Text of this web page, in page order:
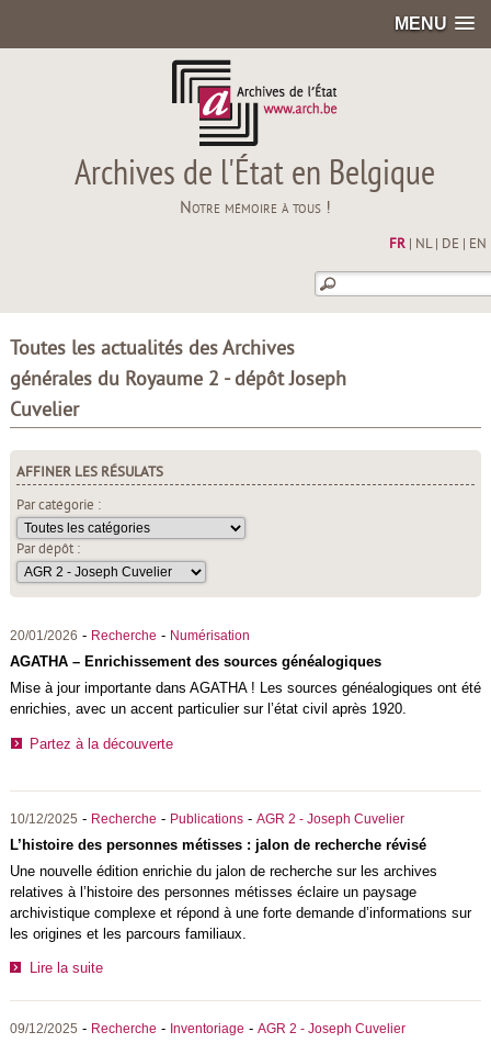
MENU
Archives de l'État en Belgique
Notre mémoire à tous !
FR| NL| DE EN
Toutes les actualités des Archives
générales du Royaume 2 - dépôt Joseph
Cuvelier
AFFINER LES RÉSULATS
Par catégorie :
Par dépôt :
20/01/2026 - Recherche - Numérisation
AGATHA – Enrichissement des sources généalogiques
Mise à jour importante dans AGATHA ! Les sources généalogiques ont été
enrichies, avec un accent particulier sur l’état civil après 1920.
Partez à la découverte
10/12/2025 - Recherche - Publications- AGR 2 - Joseph Cuvelier
L’histoire des personnes métisses : jalon de recherche révisé
Une nouvelle édition enrichie du jalon de recherche sur les archives
relatives à l’histoire des personnes métisses éclaire un paysage
archivistique complexe et répond à une forte demande d’informations sur
les origines et les parcours familiaux.
Lire la suite
09/12/2025 - Recherche - Inventoriage - AGR 2 - Joseph Cuvelier